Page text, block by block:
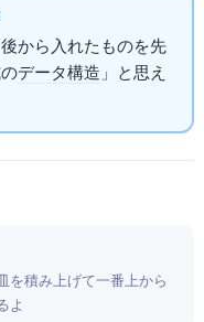
から入れたものを先
データ構造 」と思え
を積み上げて一番上から
よ